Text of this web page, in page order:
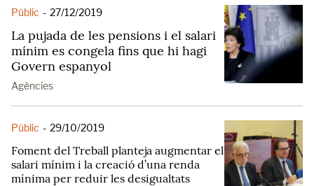
Públic - 27/12/2019
La pujada de les pensions i el salari
mínim es congela fins que hi hagi
Govern espanyol
Agències
Públic - 29/10/2019
Foment del Treball planteja augmentar el
salari mínim i la creació d’una renda
mínima per reduir les desigualtats